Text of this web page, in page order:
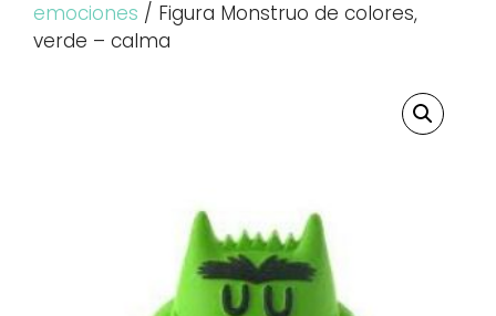
emociones / Figura Monstruo de colores,
verde – calma